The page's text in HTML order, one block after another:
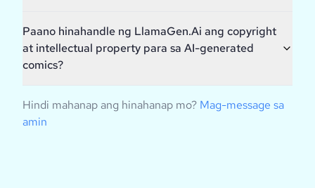
Paano hinahandle ng LlamaGen.Ai ang copyright
at intellectual property para sa AI-generated
comics?
Hindi mahanap ang hinahanap mo? Mag-message sa
amin